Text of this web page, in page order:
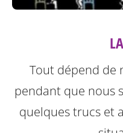
Tout dépend de
pendant que nous
quelques trucs et